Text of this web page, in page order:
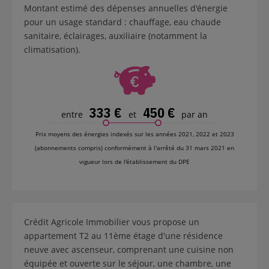
Montant estimé des dépenses annuelles d'énergie
pour un usage standard : chauffage, eau chaude
sanitaire, éclairages, auxiliaire (notamment la
climatisation).
entre 333 € et 450 € par an
Prix moyens des énergies indexés sur les années 2021, 2022 et 2023
(abonnements compris) conformément à l'arrêté du 31 mars 2021 en
vigueur lors de l'établissement du DPE
Crédit Agricole Immobilier vous propose un
appartement T2 au 11ème étage d'une résidence
neuve avec ascenseur, comprenant une cuisine non
équipée et ouverte sur le séjour, une chambre, une